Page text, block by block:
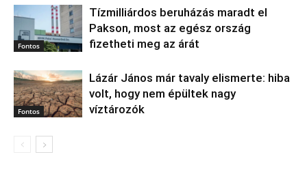
Fontos
Tízmilliárdos beruházás maradt el
Pakson, most az egész ország
fizetheti meg az árát
Fontos
Lázár János már tavaly elismerte: hiba
volt, hogy nem épültek nagy
víztározók